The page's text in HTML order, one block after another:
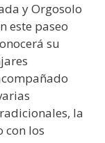
y Orgosolo
este paseo
su
la
con los